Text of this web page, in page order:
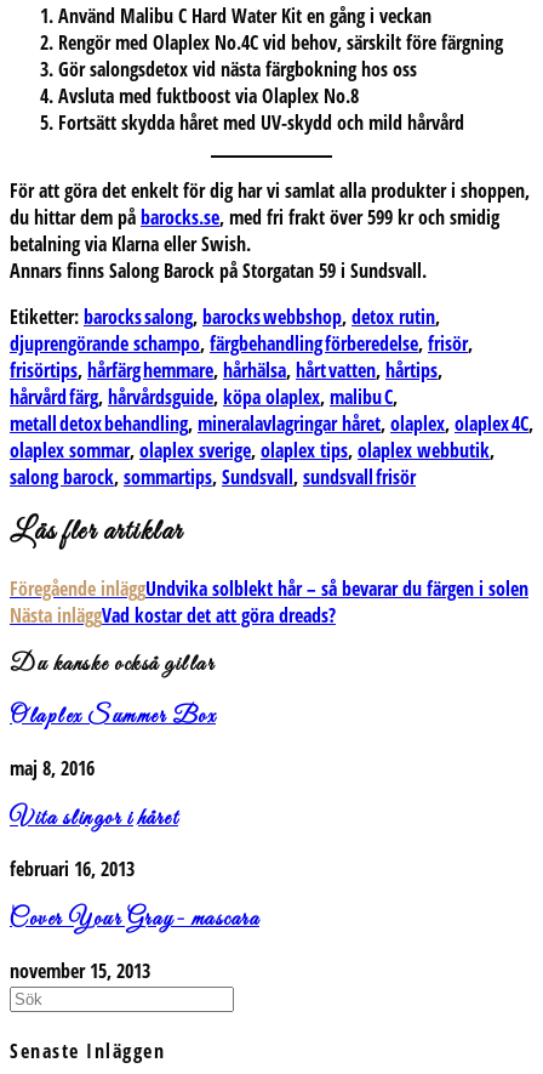
Använd Malibu C Hard Water Kiten gång i veckan
Rengör med Olaplex No.4Cvid behov, särskilt före färgning
Gör salongsdetox vid nästa färgbokning hos oss
Avsluta med fuktboost viaOlaplex No.8
Fortsätt skydda håret med UV-skydd och mild hårvård
För att göra det enkelt för dig har vi samlat alla produkter i shoppen,
du hittar dem påbarocks.se, med fri frakt över 599 kr och smidig
betalning via Klarna eller Swish.
Annars finns Salong Barock på Storgatan 59 i Sundsvall.
Etiketter:barocks salong,barocks webbshop,detox rutin,
djuprengörande schampo,färgbehandling förberedelse,frisör,
frisörtips,hårfärg hemmare,hårhälsa,hårt vatten,hårtips,
hårvård färg,hårvårdsguide,köpa olaplex,malibu C,
metall detox behandling,mineralavlagringar håret,olaplex,olaplex 4C,
olaplex sommar,olaplex sverige,olaplex tips,olaplex webbutik,
salong barock,sommartips,Sundsvall,sundsvall frisör
Läs fler artiklar
Föregående inläggUndvika solblekt hår – så bevarar du färgen i solen
Nästa inläggVad kostar det att göra dreads?
Du kanske också gillar
Olaplex Summer Box
maj 8, 2016
Vita slingor i håret
februari 16, 2013
Cover Your Gray- mascara
november 15, 2013
Senaste Inläggen